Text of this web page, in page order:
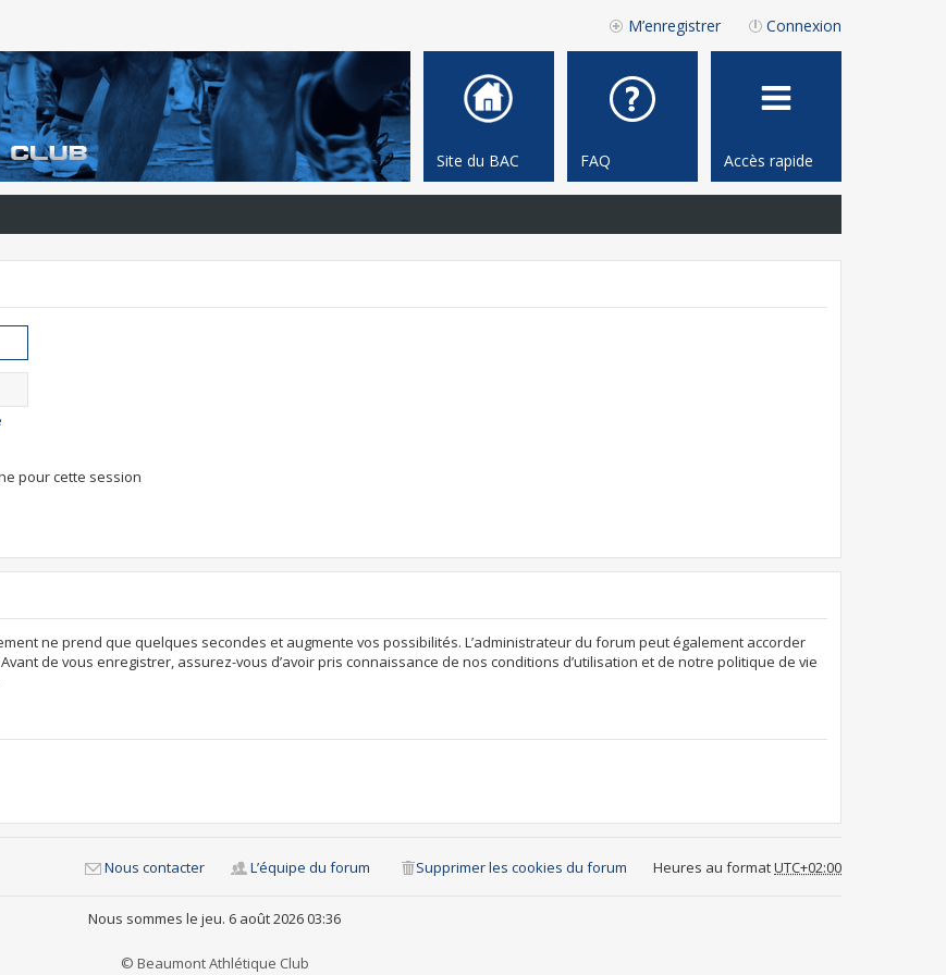
Connexion
M’enregistrer
Accès rapide
FAQ
Site du BAC
pour cette session
ne prend que quelques secondes et augmente vos possibilités. L’administrateur du forum peut également accorder
de vous enregistrer, assurez-vous d’avoir pris connaissance de nos conditions d’utilisation et de notre politique de vie
Heures au formatUTC+02:00
Supprimer les cookies du forum
L’équipe du forum
Nous contacter
Nous sommes le jeu. 6 août 2026 03:36
© Beaumont Athlétique Club